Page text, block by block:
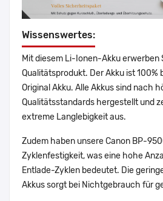
Wissenswertes:
Mit diesem Li-Ionen-Akku erwerben
Qualitätsprodukt. Der Akku ist 100%
Original Akku. Alle Akkus sind nach
Qualitätsstandards hergestellt und
extreme Langlebigkeit aus.
Zudem haben unsere Canon BP-
Zyklenfestigkeit, was eine hohe
Entlade-Zyklen bedeutet. Die
Akkus sorgt bei Nichtgebrauch für